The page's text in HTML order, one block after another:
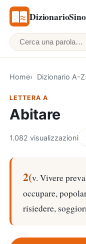
Cerca una parola
Home Dizionario A-Z
LETTERA A
Abitare
1.082 visualizzazioni
2(v. Vivere
occupare,
risiedere,